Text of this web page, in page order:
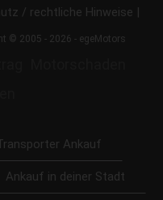
/ rechtliche Hinweise |
© 2005 - 2026 - egeMotors
Ankauf
Ankauf in deiner Stadt